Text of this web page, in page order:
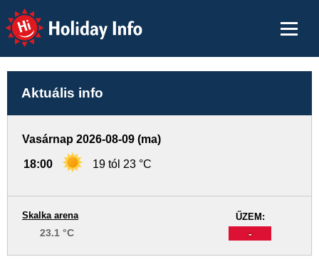
Holiday Info
Aktuális info
Vasárnap 2026-08-09 (ma)
18:00 19 tól 23 °C
ŰZEM:
-
Skalka arena
23.1 °C